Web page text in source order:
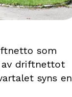
som
av driftnettot
syns en